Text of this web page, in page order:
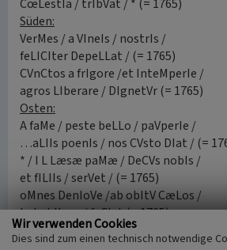
CœLestIa / trIbVat / * (= 1765)
Süden:
VerMes / a VIneIs / nostrIs /
feLICIter DepeLLat / (= 1765)
CVnCtos a frIgore /et InteMperIe /
agros LIberare / DIgnetVr (= 1765)
Osten:
A faMe / peste beLLo / paVperIe /
…aLIIs poenIs / nos CVsto DIat / (=
* / I L Læsæ paMæ / DeCVs nobIs /
et fILIIs / serVet / (= 1765)
oMnes DenIoVe /ab obItV CæLos /
In habItare / faCIat (= 1765)
Wir verwenden Cookies
Dies sind zum einen technisch notwendige